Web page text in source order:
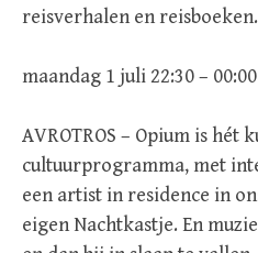
reisverhalen en reisboeken.
maandag 1 juli 22:30 – 00:00
AVROTROS – Opium is hét
cultuurprogramma, met
een artist in residence in
eigen Nachtkastje. En